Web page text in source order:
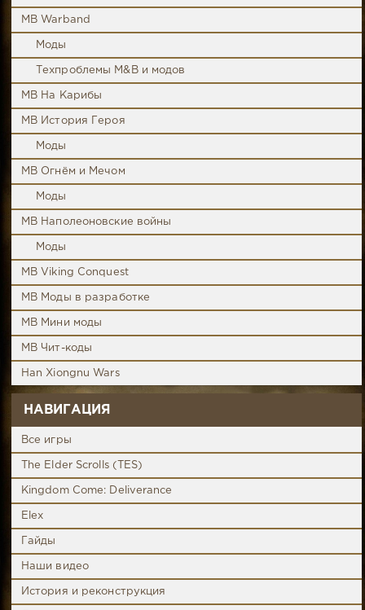
MB Warband
Моды
Техпроблемы M&B и модов
MB На Карибы
MB История Героя
Моды
MB Огнём и Мечом
Моды
MB Наполеоновские войны
Моды
MB Viking Conquest
MB Моды в разработке
MB Мини моды
MB Чит-коды
Han Xiongnu Wars
НАВИГАЦИЯ
Все игры
The Elder Scrolls (TES)
Kingdom Come: Deliverance
Elex
Гайды
Наши видео
История и реконструкция